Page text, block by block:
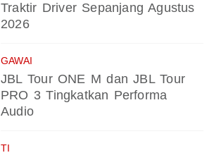
Traktir Driver Sepanjang Agustus
2026
GAWAI
JBL Tour ONE M dan JBL Tour
PRO 3 Tingkatkan Performa
Audio
TI